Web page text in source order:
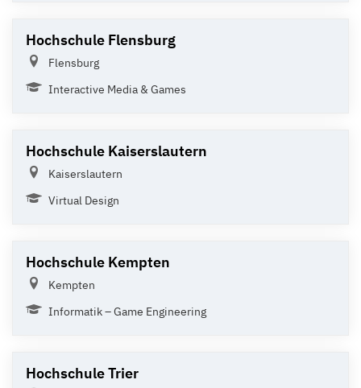
Hochschule Flensburg
Flensburg
Interactive Media & Games
Hochschule Kaiserslautern
Kaiserslautern
Virtual Design
Hochschule Kempten
Kempten
Informatik – Game Engineering
Hochschule Trier